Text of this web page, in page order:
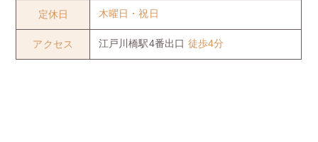
定休日 木曜日・祝日
アクセス 江戸川橋駅4番出口 徒歩4分